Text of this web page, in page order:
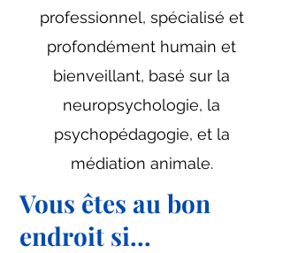
professionnel, spécialisé et
profondément humain et
bienveillant, basé sur la
neuropsychologie, la
psychopédagogie, et la
médiation animale.
Vous êtes au bon
endroit si...